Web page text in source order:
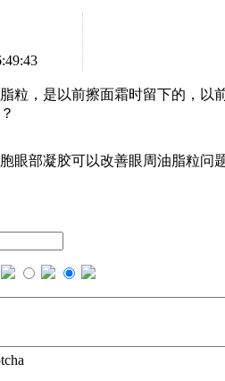
粒，是以前擦面霜时留下的，以
眼部凝胶可以改善眼周油脂粒问